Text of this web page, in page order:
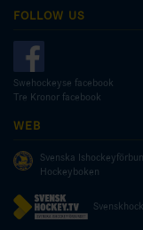
FOLLOW US
Swehockeyse facebook
Tre Kronor facebook
WEB
Svenska
Hockeyboken